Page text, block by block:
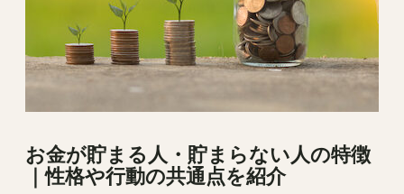
お金が貯まる人・貯まらない人の特徴
｜性格や行動の共通点を紹介